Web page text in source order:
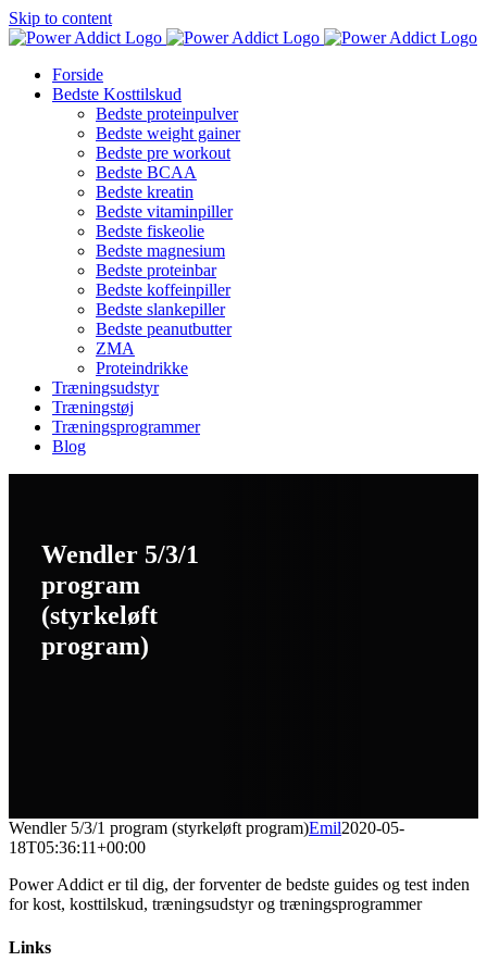
Skip to content
Forside
Bedste Kosttilskud
Bedste proteinpulver
Bedste weight gainer
Bedste pre workout
Bedste BCAA
Bedste kreatin
Bedste vitaminpiller
Bedste fiskeolie
Bedste magnesium
Bedste proteinbar
Bedste koffeinpiller
Bedste slankepiller
Bedste peanutbutter
ZMA
Proteindrikke
Træningsudstyr
Træningstøj
Træningsprogrammer
Blog
Wendler 5/3/1
program
(styrkeløft
program)
Wendler 5/3/1 program (styrkeløft program)Emil2020-05-
18T05:36:11+00:00
Power Addict er til dig, der forventer de bedste guides og test inden
for kost, kosttilskud, træningsudstyr og træningsprogrammer
Links